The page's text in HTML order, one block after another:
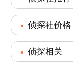
侦探社价格
侦探相关